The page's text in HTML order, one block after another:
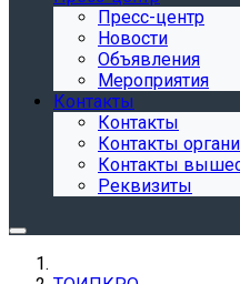
Пресс-центр
Новости
Объявления
Мероприятия
Контакты
Контакты
Контакты
Контакты
Реквизиты